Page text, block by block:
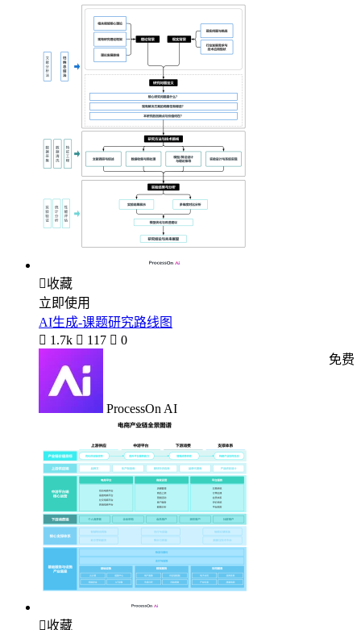
收藏
立即使用
AI生成-课题研究路线图
 1.7k  117  0
ProcessOn AI
免费
收藏